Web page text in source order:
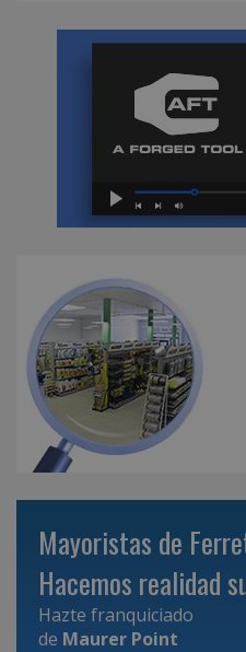
Mayoristas de
Hacemos realidad
Hazte franquiciado
de Maurer Point